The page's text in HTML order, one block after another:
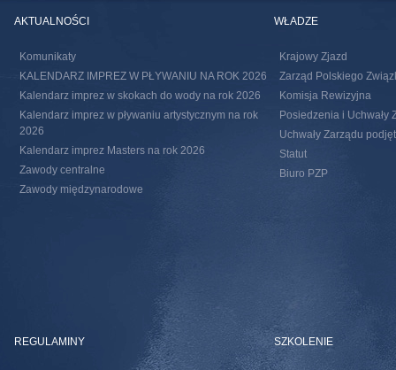
AKTUALNOŚCI
Komunikaty
KALENDARZ IMPREZ W PŁYWANIU NA ROK 2026
Kalendarz imprez w skokach do wody na rok 2026
Kalendarz imprez w pływaniu artystycznym na rok
2026
Kalendarz imprez Masters na rok 2026
Zawody centralne
Zawody międzynarodowe
WŁADZE
Krajowy Zjazd
Zarząd Polskiego
Komisja Rewizyjna
Posiedzenia i Uchwały
Uchwały Zarządu
Statut
Biuro PZP
REGULAMINY SZKOLENIE